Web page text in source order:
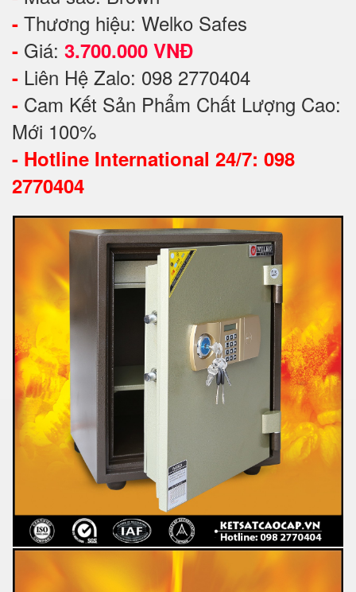
- Thương hiệu: Welko Safes
- Giá: 3.700.000 VNĐ
- Liên Hệ Zalo: 098 2770404
- Cam Kết Sản Phẩm Chất Lượng Cao:
Mới 100%
- Hotline International 24/7: 098
2770404